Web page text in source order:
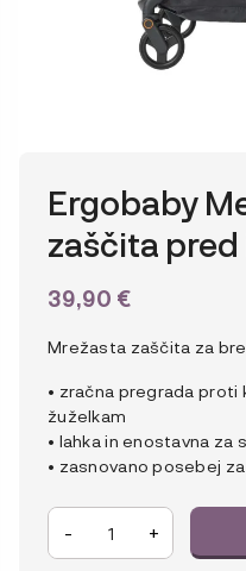
Ergobaby
zaščita
39,90 €
Mrežasta zaščita za
• zračna pregrada proti
žuželkam
• lahka in enostavna za
• zasnovano posebej
Ergobaby
Metro
- +